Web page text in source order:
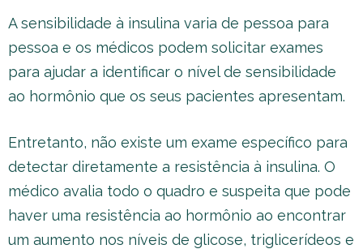
A sensibilidade à insulina varia de pessoa para
pessoa e os médicos podem solicitar exames
para ajudar a identificar o nível de sensibilidade
ao hormônio que os seus pacientes apresentam.
Entretanto, não existe um exame específico para
detectar diretamente a resistência à insulina. O
médico avalia todo o quadro e suspeita que pode
haver uma resistência ao hormônio ao encontrar
um aumento nos níveis de glicose, triglicerídeos e